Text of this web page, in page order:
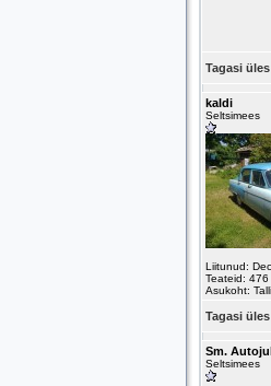
Tagasi üles
kaldi
Seltsimees
Liitunud:
Teateid: 476
Asukoht:
Tagasi üles
Sm.
Seltsimees